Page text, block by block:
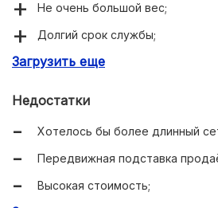
Не очень большой вес;
Долгий срок службы;
Отличная производительность.
Загрузить еще
Недостатки
Хотелось бы более длинный
Передвижная подставка
Высокая стоимость;